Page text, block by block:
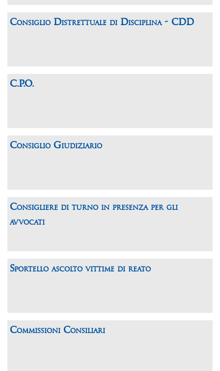
Consiglio Distrettuale di Disciplina - CDD
C.P.O.
Consiglio Giudiziario
Consigliere di turno in presenza per gli
avvocati
Sportello ascolto vittime di reato
Commissioni Consiliari